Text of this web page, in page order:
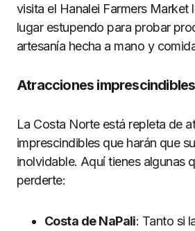
visita el Hanalei Farmers Market
lugar estupendo para probar
artesanía hecha a mano y
Atracciones imprescindibles
La Costa Norte está repleta de
imprescindibles que harán que
inolvidable. Aquí tienes algunas
perderte:
Costa de NaPali: Tanto si